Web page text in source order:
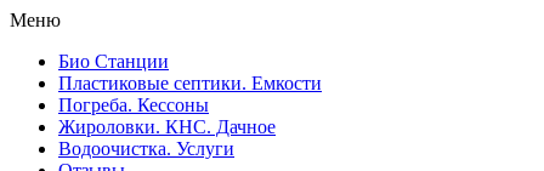
Меню
Био Станции
Пластиковые септики. Емкости
Погреба. Кессоны
Жироловки. КНС. Дачное
Водоочистка. Услуги